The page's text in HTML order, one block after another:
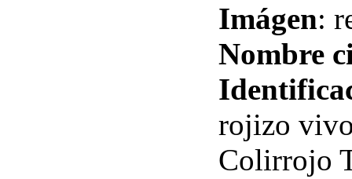
Imágen:
Nombre
rojizo
Colirrojo